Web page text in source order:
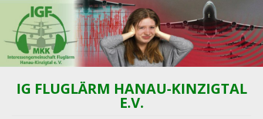
IG FLUGLÄRM HANAU-KINZIGTAL
E.V.